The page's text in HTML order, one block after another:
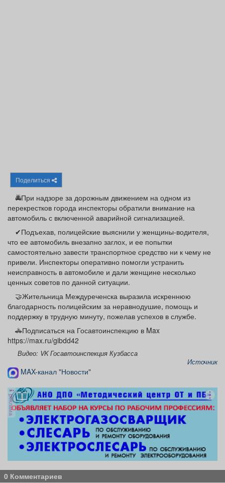
Поделиться
🚔При надзоре за дорожным движением на одном из
перекрестков города инспекторы обратили внимание на
автомобиль с включенной аварийной сигнализацией.
✔Подъехав, полицейские выяснили у женщины-водителя,
что ее автомобиль внезапно заглох, и ее попытки
самостоятельно завести транспортное средство ни к чему не
привели. Инспекторы оперативно помогли устранить
неисправность в автомобиле и дали женщине несколько
ценных советов по данной ситуации.
🤝Жительница Междуреченска выразила искреннюю
благодарность полицейским за неравнодушие, помощь и
поддержку в трудную минуту, пожелав успехов в службе.
🚓Подписаться на Госавтоинспекцию в Max
https://max.ru/gibdd42
Видео: VK Госавтоинспекция Кузбасса
Источник
MAX-канал "Новости"
реклама
0 Комментариев